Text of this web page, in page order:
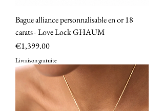
Bague alliance personnalisable en or 18
carats - Love Lock GHAUM
Price
€1,399.00
Livraison gratuite